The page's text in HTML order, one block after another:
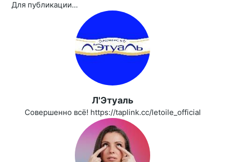
Для публикации...
Л'Этуаль
Совершенно всё! https://taplink.cc/letoile_official